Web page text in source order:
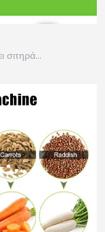
σιτηρά…